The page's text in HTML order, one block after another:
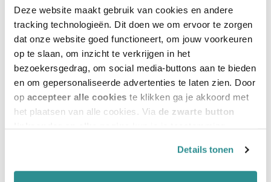
Deze website maakt gebruik van cookies en andere
tracking technologieën. Dit doen we om ervoor te zorgen
dat onze website goed functioneert, om jouw voorkeuren
op te slaan, om inzicht te verkrijgen in het
bezoekersgedrag, om social media-buttons aan te bieden
en om gepersonaliseerde advertenties te laten zien. Door
op accepteer alle cookies te klikken ga je akkoord met
het plaatsen van alle cookies. Via de zwarte button
afhankelijke cookies beheren en/of wijzigen. Lees ook
onscookiestatementvoor meer informatie.
Details tonen